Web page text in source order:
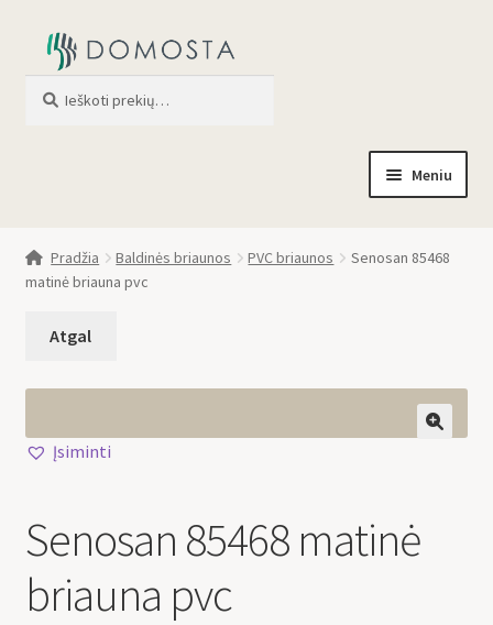
Meniu
Parduotuvė
Apie mus
Pradžia Baldinės briaunos PVC briaunos
Senosan 85468
matinė briauna pvc
Įsiminti
Senosan 85468 matinė
briauna pvc